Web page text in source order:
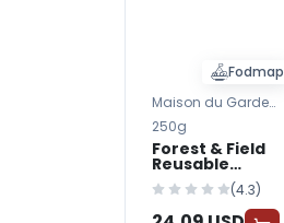
Fodmap
Maison du Garde-
Manger
250g
Forest & Field
Reusable
Containers &
Tote Bags —
FreshGrocer
(4.3)